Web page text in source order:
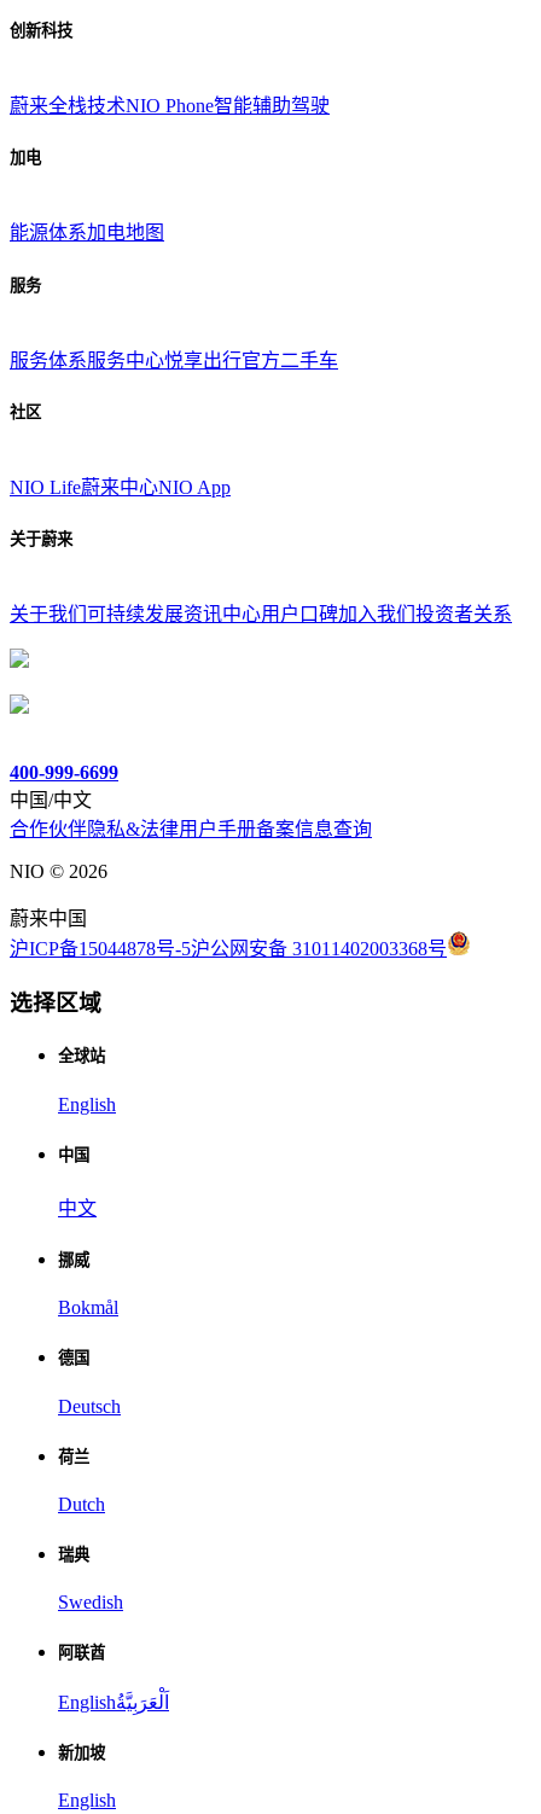
创新科技
蔚来全栈技术NIO Phone智能辅助驾驶
加电
能源体系加电地图
服务
服务体系服务中心悦享出行官方二手车
社区
NIO Life蔚来中心NIO App
关于蔚来
关于我们 可持续发展资讯中心用户口碑加入我们 投资者关系
400-999-6699
中国/中文
合作伙伴隐私&法律用户手册备案信息查询
NIO © 2026
蔚来中国
沪ICP备15044878号-5沪公网安备 31011402003368号
选择区域
全球站
English
中国
中文
挪威
Bokmål
德国
Deutsch
荷兰
Dutch
瑞典
Swedish
阿联酋
Englishاَلْعَرَبِيَّةُ
新加坡
English